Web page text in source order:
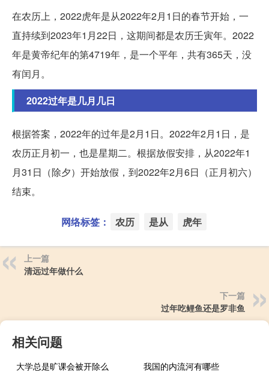
在农历上，2022虎年是从2022年2月1日的春节开始，一
直持续到2023年1月22日，这期间都是农历壬寅年。2022
年是黄帝纪年的第4719年，是一个平年，共有365天，没
有闰月。
2022过年是几月几日
根据答案，2022年的过年是2月1日。2022年2月1日，是
农历正月初一，也是星期二。根据放假安排，从2022年1
月31日（除夕）开始放假，到2022年2月6日（正月初六）
结束。
网络标签： 农历 是从 虎年
上一篇
清远过年做什么
下一篇
过年吃鲤鱼还是罗非鱼
相关问题
大学总是旷课会被开除么 我国的内流河有哪些